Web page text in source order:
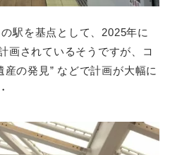
駅を基点として、2025年に
画されているそうですが、コ
の発見” などで計画が大幅に